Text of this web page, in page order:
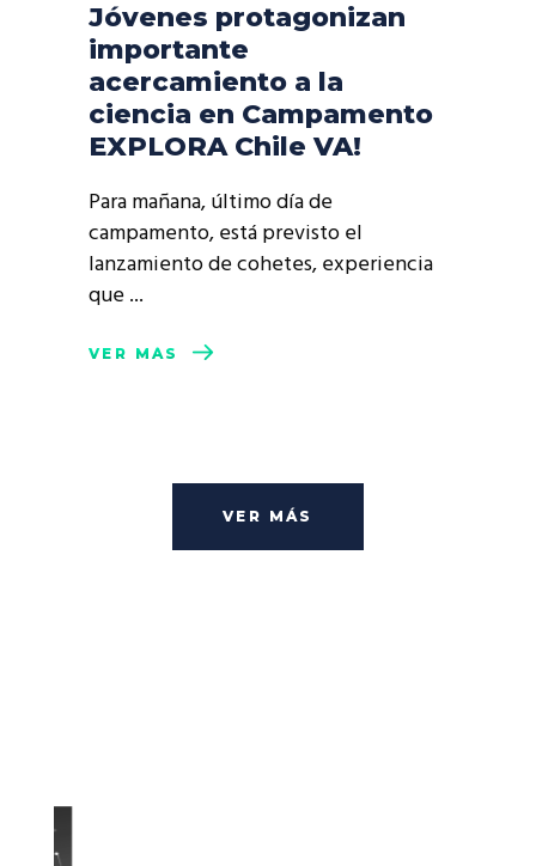
Jóvenes protagonizan
importante
acercamiento a la
ciencia en Campamento
EXPLORA Chile VA!
Para mañana, último día de
campamento, está previsto el
lanzamiento de cohetes, experiencia
que
VER MÁS
VER MÁS